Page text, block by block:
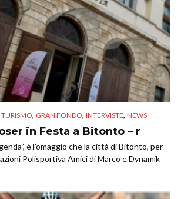
TURISMO, GRAN FONDO, INTERVISTE, NEWS
in Festa a Bitonto – r
è l’omaggio che la città di Bitonto, per
Polisportiva Amici di Marco e Dynamik